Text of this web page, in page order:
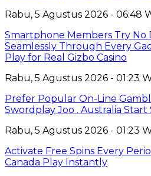
Rabu, 5 Agustus 2026 - 06:48
Smartphone Members Try No
Seamlessly Through Every
Play for Real Gizbo Casino
Rabu, 5 Agustus 2026 - 01:23
Prefer Popular On-Line
Swordplay Joo . Australia Start
Rabu, 5 Agustus 2026 - 01:23
Activate Free Spins Every
Canada Play Instantly